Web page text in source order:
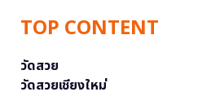
TOP CONTENT
วัดสวย
วัดสวยเชียงใหม่